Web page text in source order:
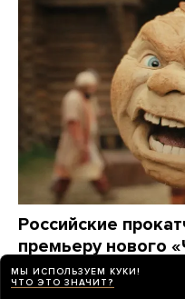
Российские
премьеру нового
чтобы выпустить в
о Колобке
МЫ ИСПОЛЬЗУЕМ КУКИ!
ЧТО ЭТО ЗНАЧИТ?